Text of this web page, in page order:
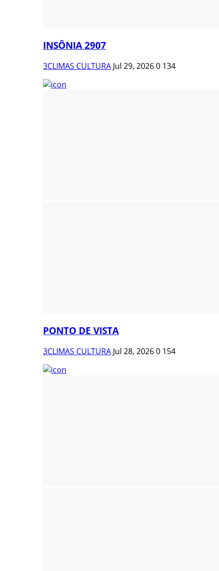
INSÔNIA 2907
3CLIMAS CULTURA Jul 29, 20260 134
PONTO DE VISTA
3CLIMAS CULTURA Jul 28, 20260 154